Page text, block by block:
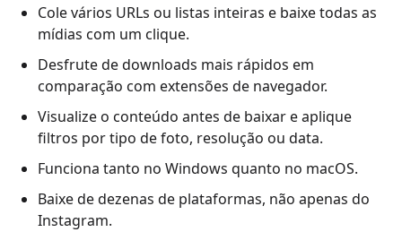
Cole vários URLs ou listas inteiras e baixe todas as
mídias com um clique.
Desfrute de downloads mais rápidos em
comparação com extensões de navegador.
Visualize o conteúdo antes de baixar e aplique
filtros por tipo de foto, resolução ou data.
Funciona tanto no Windows quanto no macOS.
Baixe de dezenas de plataformas, não apenas do
Instagram.